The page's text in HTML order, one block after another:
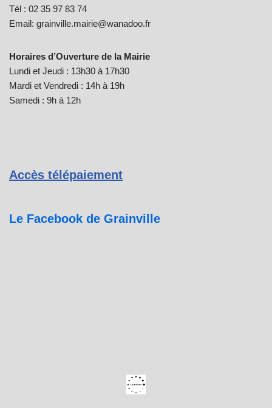
Tél : 02 35 97 83 74
Email: grainville.mairie@wanadoo.fr
Horaires d’Ouverture de la Mairie
Lundi et Jeudi : 13h30 à 17h30
Mardi et Vendredi : 14h à 19h
Samedi : 9h à 12h
Accès télépaiement
Le Facebook de Grainville